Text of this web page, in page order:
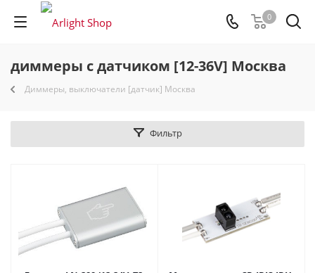
0
диммеры с датчиком [12-36V] Москва
Диммеры, выключатели [датчик] Москва
Фильтр